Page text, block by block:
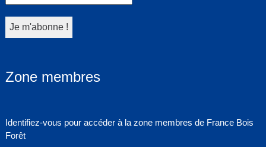
Zone membres
Identifiez-vous pour accéder à la zone membres de France Bois
Forêt